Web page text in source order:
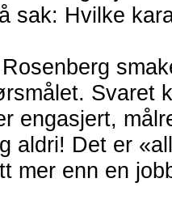
sak: Hvilke
Svaret
engasjert,
aldri! Det er
mer enn en